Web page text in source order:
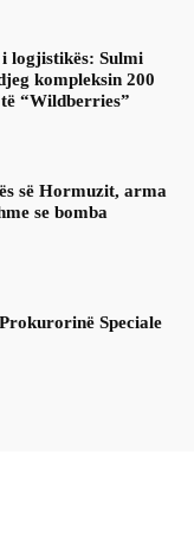
logjistikës: Sulmi
kompleksin 200
“Wildberries”
së Hormuzit, arma
se bomba
Speciale